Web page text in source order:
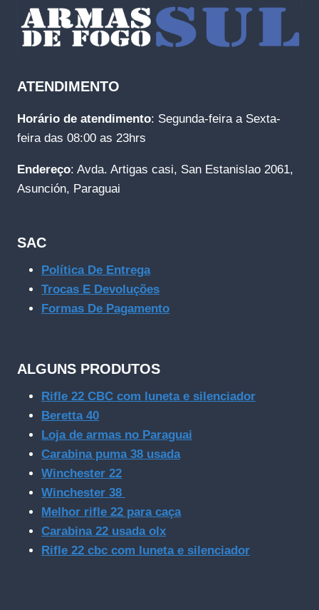
ATENDIMENTO
Horário de atendimento: Segunda-feira a Sexta-
feira das 08:00 as 23hrs
Endereço: Avda. Artigas casi, San Estanislao 2061,
Asunción, Paraguai
SAC
Política De Entrega
Trocas E Devoluções
Formas De Pagamento
ALGUNS PRODUTOS
Rifle 22 CBC com luneta e silenciador
Beretta 40
Loja de armas no Paraguai
Carabina puma 38 usada
Winchester 22
Winchester 38
Melhor rifle 22 para caça
Carabina 22 usada olx
Rifle 22 cbc com luneta e silenciador